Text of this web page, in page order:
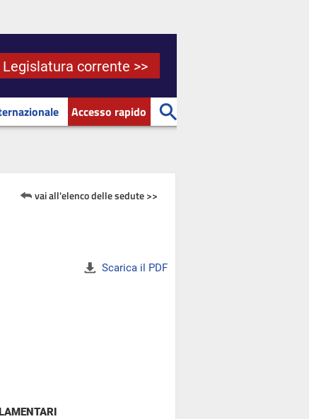
corrente >>
Accesso rapido
vai all'elenco delle sedute >>
Scarica il PDF